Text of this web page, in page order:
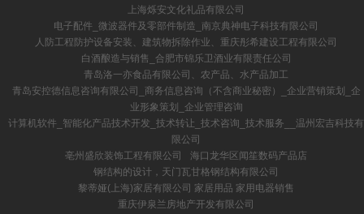
上海烁安文化礼品有限公司
电子配件_微波器件及零部件制造_南京典神电子科技有限公司
人防工程防护设备安装、建筑物拆除作业、重庆彤希建设工程有限公司
白酒酿造与销售_合肥市锦乐卫酒业有限责任公司
青岛洛一亦食品有限公司、农产品、水产品加工
青岛安控德信息咨询有限公司_商务信息咨询（不含商业秘密）_企业营销策划_企
业形象策划_企业管理咨询
计算机软件_智能化产品技术开发_技术转让_技术咨询_技术服务__温州宏吉科技有
限公司
亳州盛欣装饰工程有限公司
海口龙华区闻笙数码产品店
钢结构的设计，天门瓦甘格钢结构有限公司
黎蒂娅(上海)家居有限公司 家居用品 家用电器销售
重庆伊泉兰房地产开发有限公司